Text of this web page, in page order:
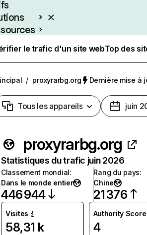
le trafic d'un site webTop des
/ proxyrarbg.org Dernière mise à
Tous les appareils juin
proxyrarbg.org
Statistiques du trafic juin 2026
Classement mondial:
Dans le monde entier
446 944
Rang du pays:
Chine
21 376
Visites
58,31 k
Authority Score
4